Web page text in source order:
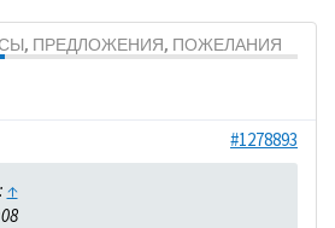
ПРЕДЛОЖЕНИЯ, ПОЖЕЛАНИЯ
#1278893
↑